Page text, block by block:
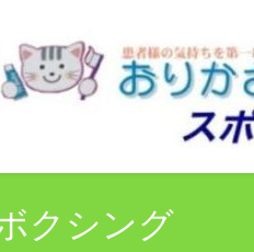
クシング